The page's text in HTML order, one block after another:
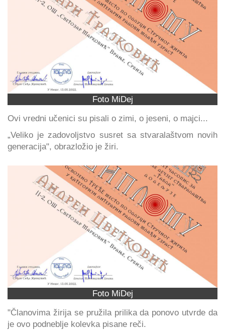
Foto MiDej
Ovi vredni učenici su pisali o zimi, o jeseni, o majci...
„Veliko je zadovoljstvo susret sa stvaralaštvom novih
generacija", obrazložio je žiri.
Foto MiDej
"Članovima žirija se pružila prilika da ponovo utvrde da
je ovo podneblje kolevka pisane reči.